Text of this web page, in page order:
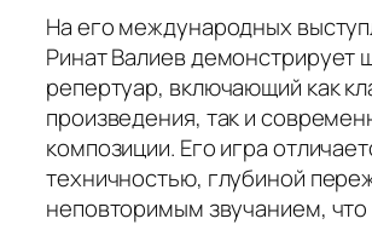
На его международных
Ринат Валиев демонстрирует
репертуар, включающий как
произведения, так и
композиции. Его игра
техничностью, глубиной
неповторимым звучанием, что